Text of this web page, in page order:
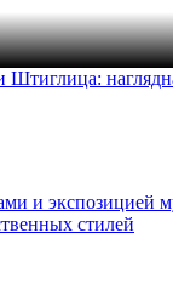
и экспозицией
стилей